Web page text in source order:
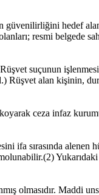
hedef
resmi belgede
suçunun işlenmesi
alan kişinin,
ceza infaz
ifa sırasında alenen
olmasıdır. Maddi